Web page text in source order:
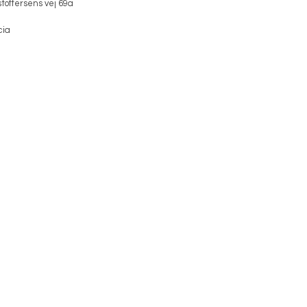
vej 69a